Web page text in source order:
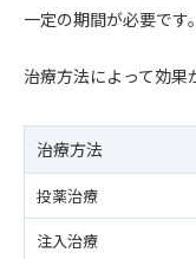
一定の期間が必要です。
治療方法によって効果
治療方法
投薬治療
注入治療